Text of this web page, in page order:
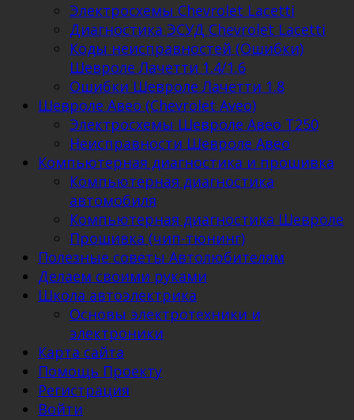
Электросхемы Chevrolet Lacetti
Диагностика ЭСУД Chevrolet Lacetti
Коды неисправностей (Ошибки)
Шевроле Лачетти 1.4/1.6
Ошибки Шевроле Лачетти 1.8
Шевроле Авео (Chevrolet Aveo)
Электросхемы Шевроле Авео Т250
Неисправности Шевроле Авео
Компьютерная диагностика и прошивка
Компьютерная диагностика
автомобиля
Компьютерная диагностика Шевроле
Прошивка (чип-тюнинг)
Полезные советы Автолюбителям
Делаем своими руками
Школа автоэлектрика
Основы электротехники и
электроники
Карта сайта
Помощь Проекту
Регистрация
Войти